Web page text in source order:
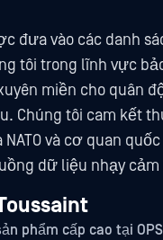
đưa vào các danh
tôi trong lĩnh vực
miền cho quân
Chúng tôi cam kết
NATO và cơ quan
dữ liệu nhạy
phẩm cấp cao tại